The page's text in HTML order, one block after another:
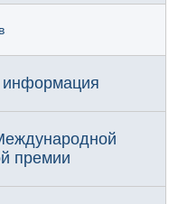
информация
премии